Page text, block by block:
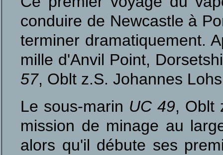
conduire de Newcastle à
terminer dramatiquement.
mille d'Anvil Point,
57, Oblt z.S. Johannes
Le sous-marin UC 49, Oblt
mission de minage au
alors qu'il débute ses